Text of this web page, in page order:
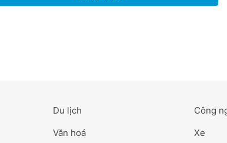
Du lịch
Văn hoá
Công
Xe